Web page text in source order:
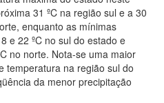
31 ºC na região sul e a 30
enquanto as mínimas
e 22 ºC no sul do estado e
no norte. Nota-se uma maior
temperatura na região sul do
da menor precipitação